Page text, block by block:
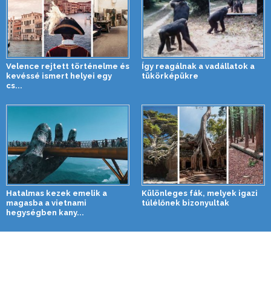
Velence rejtett történelme és
kevéssé ismert helyei egy
cs...
Így reagálnak a vadállatok a
tükörképükre
Hatalmas kezek emelik a
magasba a vietnami
hegységben kany...
Különleges fák, melyek igazi
túlélőnek bizonyultak